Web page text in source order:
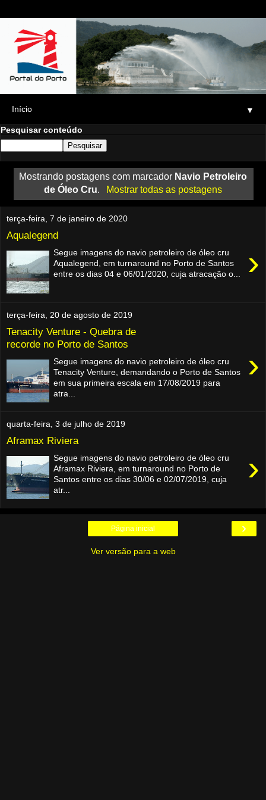
▼
Pesquisar conteúdo
Mostrando postagens com marcador Navio Petroleiro
de Óleo Cru. Mostrar todas as postagens
terça-feira, 7 de janeiro de 2020
Aqualegend
›
Segue imagens do navio petroleiro de óleo cru
Aqualegend, em turnaround no Porto de Santos
entre os dias 04 e 06/01/2020, cuja atracação o...
terça-feira, 20 de agosto de 2019
Tenacity Venture - Quebra de
recorde no Porto de Santos
›
Segue imagens do navio petroleiro de óleo cru
Tenacity Venture, demandando o Porto de Santos
em sua primeira escala em 17/08/2019 para
atra...
quarta-feira, 3 de julho de 2019
Aframax Riviera
›
Segue imagens do navio petroleiro de óleo cru
Aframax Riviera, em turnaround no Porto de
Santos entre os dias 30/06 e 02/07/2019, cuja
atr...
›
Página inicial
Ver versão para a web